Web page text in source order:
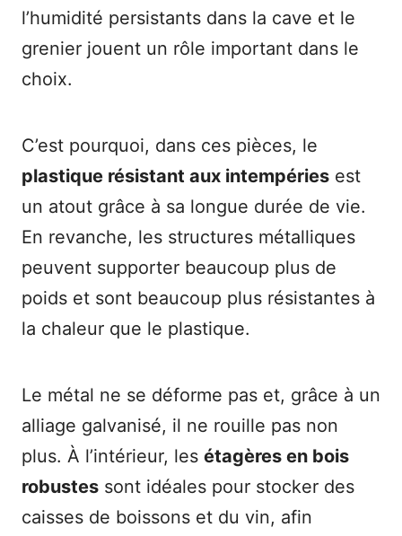
l’humidité persistants dans la cave et le
grenier jouent un rôle important dans le
choix.
C’est pourquoi, dans ces pièces, le
plastique résistant aux intempéries est
un atout grâce à sa longue durée de vie.
En revanche, les structures métalliques
peuvent supporter beaucoup plus de
poids et sont beaucoup plus résistantes à
la chaleur que le plastique.
Le métal ne se déforme pas et, grâce à un
alliage galvanisé, il ne rouille pas non
plus. À l’intérieur, les étagères en bois
robustes sont idéales pour stocker des
caisses de boissons et du vin, afin